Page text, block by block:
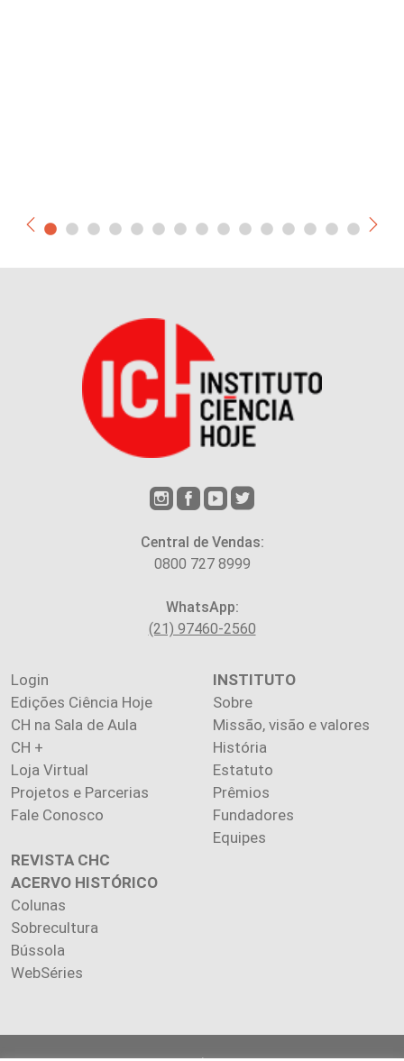
Central de Vendas:
0800 727 8999
WhatsApp:
(21) 97460-2560
Login
Edições Ciência Hoje
CH na Sala de Aula
CH +
Loja Virtual
Projetos e Parcerias
Fale Conosco
INSTITUTO
Sobre
Missão, visão e valores
História
Estatuto
Prêmios
Fundadores
Equipes
REVISTA CHC
ACERVO HISTÓRICO
Colunas
Sobrecultura
Bússola
WebSéries